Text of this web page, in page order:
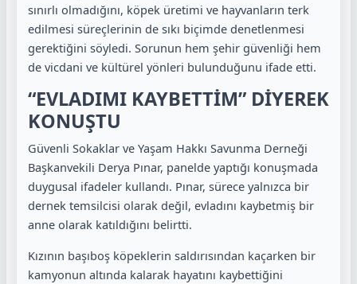
sınırlı olmadığını, köpek üretimi ve hayvanların terk
edilmesi süreçlerinin de sıkı biçimde denetlenmesi
gerektiğini söyledi. Sorunun hem şehir güvenliği hem
de vicdani ve kültürel yönleri bulunduğunu ifade etti.
“EVLADIMI KAYBETTİM” DİYEREK
KONUŞTU
Güvenli Sokaklar ve Yaşam Hakkı Savunma Derneği
Başkanvekili Derya Pınar, panelde yaptığı konuşmada
duygusal ifadeler kullandı. Pınar, sürece yalnızca bir
dernek temsilcisi olarak değil, evladını kaybetmiş bir
anne olarak katıldığını belirtti.
Kızının başıboş köpeklerin saldırısından kaçarken bir
kamyonun altında kalarak hayatını kaybettiğini